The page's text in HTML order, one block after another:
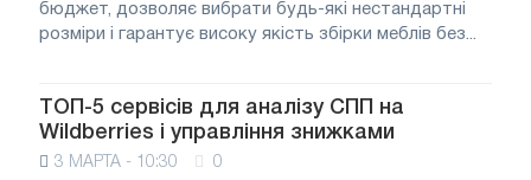
бюджет, дозволяє вибрати будь-які нестандартні
розміри і гарантує високу якість збірки меблів без...
ТОП-5 сервісів для аналізу СПП на
Wildberries і управління знижками
3 МАРТА - 10:30 0